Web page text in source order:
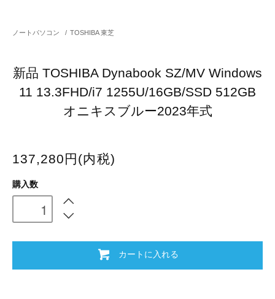
ノートパソコン / TOSHIBA 東芝
新品 TOSHIBA Dynabook SZ/MV Windows
11 13.3FHD/i7 1255U/16GB/SSD 512GB
オニキスブルー2023年式
137,280円(内税)
購入数
カートに入れる